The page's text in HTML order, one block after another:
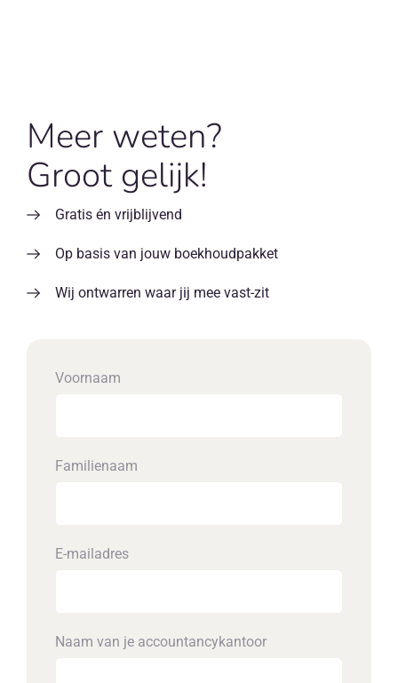
Meer weten?
Groot gelijk!
Gratis én vrijblijvend
Op basis van jouw boekhoudpakket
Wij ontwarren waar jij mee vast-zit
Voornaam
Familienaam
E-mailadres
Naam van je accounta­ncykantoor